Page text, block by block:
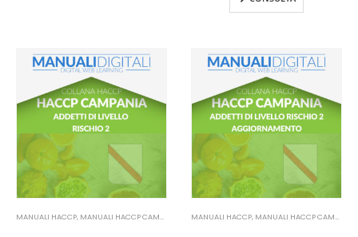
MANUALI HACCP, MANUALI HACCP CAMPANIA MANUALI HACCP, MANUALI HACCP CAMPANIA